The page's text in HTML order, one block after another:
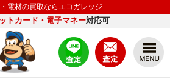
電材の買取ならエコガレッジ
トカード・電子マネー対応可